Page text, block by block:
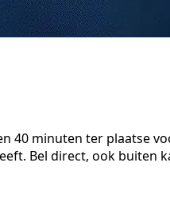
minuten ter plaatse
Bel direct, ook buiten